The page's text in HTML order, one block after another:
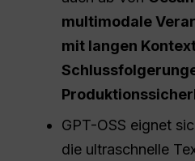
multimodale
mit langen
GPT-OSS eignet
die ultraschnelle